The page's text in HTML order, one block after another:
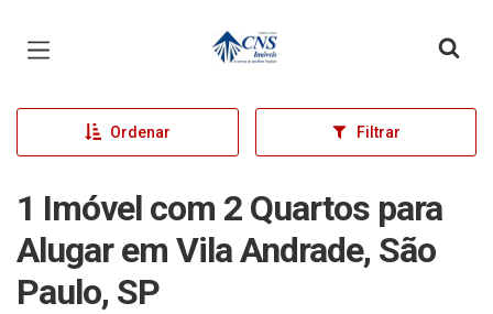
Página inicial
Ordenar Filtrar
1 Imóvel com 2 Quartos para
Alugar em Vila Andrade, São
Paulo, SP